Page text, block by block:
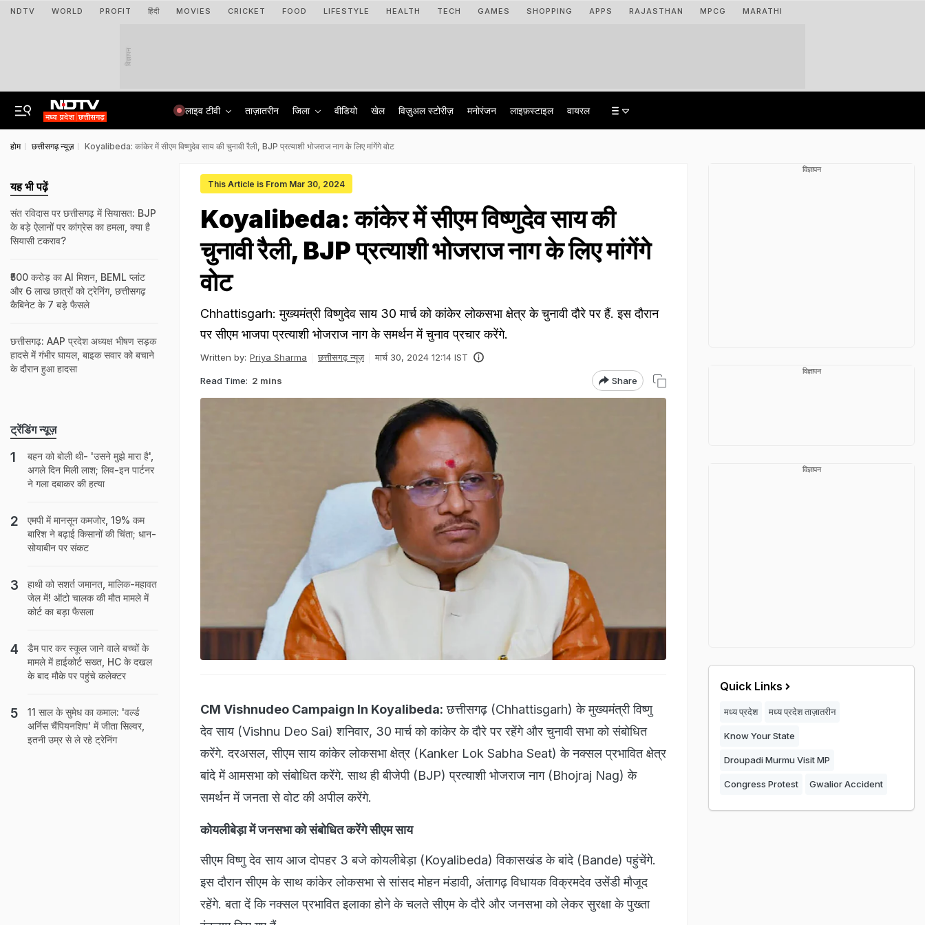
NDTV WORLD PROFIT हिंदी MOVIES CRICKET FOOD LIFESTYLE HEALTH TECH GAMES SHOPPING APPS RAJASTHAN MPCG MARATHI
विज्ञापन
लाइव टीवी ताज़ातरीन जिला वीडियो खेल विज़ुअल स्टोरीज़ मनोरंजन लाइफ़स्टाइल वायरल
होम छत्तीसगढ़ न्यूज़ Koyalibeda: कांकेर में सीएम विष्णुदेव साय की चुनावी रैली, BJP प्रत्याशी भोजराज नाग के लिए मांगेंगे वोट
This Article is From Mar 30, 2024
Koyalibeda: कांकेर में सीएम विष्णुदेव साय की
चुनावी रैली, BJP प्रत्याशी भोजराज नाग के लिए मांगेंगे
वोट
Chhattisgarh: मुख्यमंत्री विष्णुदेव साय 30 मार्च को कांकेर लोकसभा क्षेत्र के चुनावी दौरे पर हैं. इस दौरान
पर सीएम भाजपा प्रत्याशी भोजराज नाग के समर्थन में चुनाव प्रचार करेंगे.
Written by: Priya Sharma छत्तीसगढ़ न्यूज़ मार्च 30, 2024 12:14 IST
Read Time: 2 mins Share
CM Vishnudeo Campaign In Koyalibeda: छत्तीसगढ़ (Chhattisgarh) के मुख्यमंत्री विष्णु
देव साय (Vishnu Deo Sai) शनिवार, 30 मार्च को कांकेर के दौरे पर रहेंगे और चुनावी सभा को संबोधित
करेंगे. दरअसल, सीएम साय कांकेर लोकसभा क्षेत्र (Kanker Lok Sabha Seat) के नक्सल प्रभावित क्षेत्र
बांदे में आमसभा को संबोधित करेंगे. साथ ही बीजेपी (BJP) प्रत्याशी भोजराज नाग (Bhojraj Nag) के
समर्थन में जनता से वोट की अपील करेंगे.
कोयलीबेड़ा में जनसभा को संबोधित करेंगे सीएम साय
सीएम विष्णु देव साय आज दोपहर 3 बजे कोयलीबेड़ा (Koyalibeda) विकासखंड के बांदे (Bande) पहुंचेंगे.
इस दौरान सीएम के साथ कांकेर लोकसभा से सांसद मोहन मंडावी, अंतागढ़ विधायक विक्रमदेव उसेंडी मौजूद
रहेंगे. बता दें कि नक्सल प्रभावित इलाका होने के चलते सीएम के दौरे और जनसभा को लेकर सुरक्षा के पुख्ता
यह भी पढ़ें
संत रविदास पर छत्तीसगढ़ में सियासत: BJP
के बड़े ऐलानों पर कांग्रेस का हमला, क्या है
सियासी टकराव?
₹500 करोड़ का AI मिशन, BEML प्लांट
और 6 लाख छात्रों को ट्रेनिंग, छत्तीसगढ़
कैबिनेट के 7 बड़े फैसले
छत्तीसगढ़: AAP प्रदेश अध्यक्ष भीषण सड़क
हादसे में गंभीर घायल, बाइक सवार को बचाने
के दौरान हुआ हादसा
ट्रेंडिंग न्यूज़
बहन को बोली थी- 'उसने मुझे मारा है',
अगले दिन मिली लाश; लिव-इन पार्टनर
ने गला दबाकर की हत्या
एमपी में मानसून कमजोर, 19% कम
बारिश ने बढ़ाई किसानों की चिंता; धान-
सोयाबीन पर संकट
हाथी को सशर्त जमानत, मालिक-महावत
जेल में! ऑटो चालक की मौत मामले में
कोर्ट का बड़ा फैसला
डैम पार कर स्कूल जाने वाले बच्चों के
मामले में हाईकोर्ट सख्त, HC के दखल
के बाद मौके पर पहुंचे कलेक्टर
11 साल के सुमेध का कमाल: 'वर्ल्ड
अर्निस चैंपियनशिप' में जीता सिल्वर,
इतनी उम्र से ले रहे ट्रेनिंग
विज्ञापन
विज्ञापन
विज्ञापन
Quick Links
मध्य प्रदेश मध्य प्रदेश ताज़ातरीन
Know Your State
Droupadi Murmu Visit MP
Congress Protest Gwalior Accident